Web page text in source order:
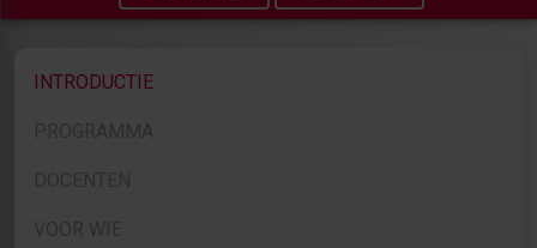
INTRODUCTIE